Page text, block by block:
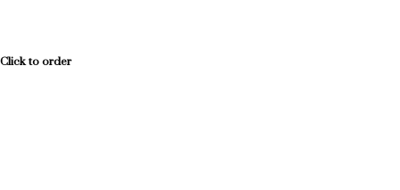
Click to order